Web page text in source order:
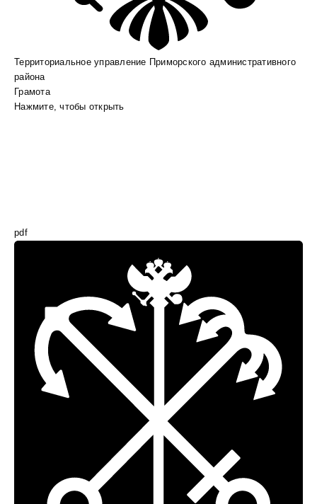
Территориальное управление Приморского административного
района
Грамота
Нажмите, чтобы открыть
pdf